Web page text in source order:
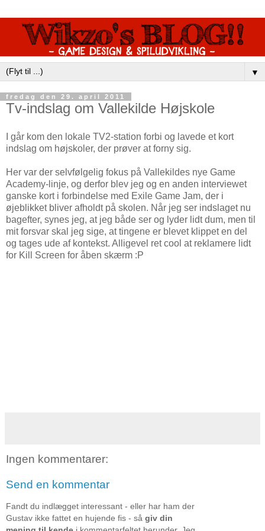
▼
fredag den 29. april 2011
Tv-indslag om Vallekilde Højskole
I går kom den lokale TV2-station forbi og lavede et kort
indslag om højskoler, der prøver at forny sig.
Her var der selvfølgelig fokus på Vallekildes nye Game
Academy-linje, og derfor blev jeg og en anden interviewet
ganske kort i forbindelse med Exile Game Jam, der i
øjeblikket bliver afholdt på skolen. Når jeg ser indslaget nu
bagefter, synes jeg, at jeg både ser og lyder lidt dum, men til
mit forsvar skal jeg sige, at tingene er blevet klippet en del
og tages ude af kontekst. Alligevel ret cool at reklamere lidt
for Kill Screen for åben skærm :P
Ingen kommentarer:
Send en kommentar
Fandt du indlægget interessant - eller har ham der
Gustav ikke fattet en hujende fis - så giv din